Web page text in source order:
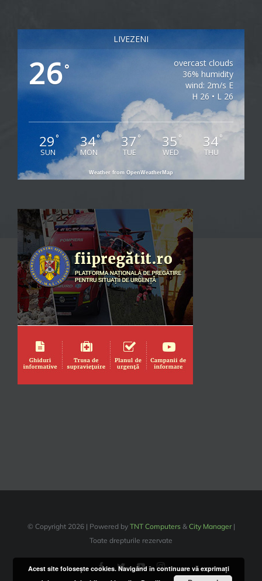
LIVEZENI
26°
overcast clouds
36% humidity
wind: 2m/s E
H 26 • L 26
29°
SUN
34°
MON
37°
TUE
35 °
WED
34°
THU
Weather from OpenWeatherMap
© Copyright 2026 | Powered by TNT Computers& City Manager|
Toate drepturile rezervate
FacebookTwitterYouTubeInstagram
Acest site foloseşte cookies. Navigând în continuare vă exprimaţi